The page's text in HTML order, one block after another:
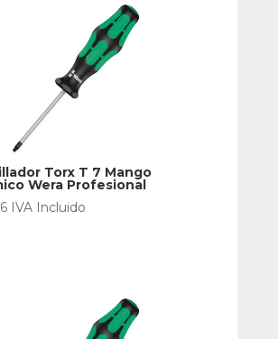
Torx T 7 Mango
Wera Profesional
IVA Incluido